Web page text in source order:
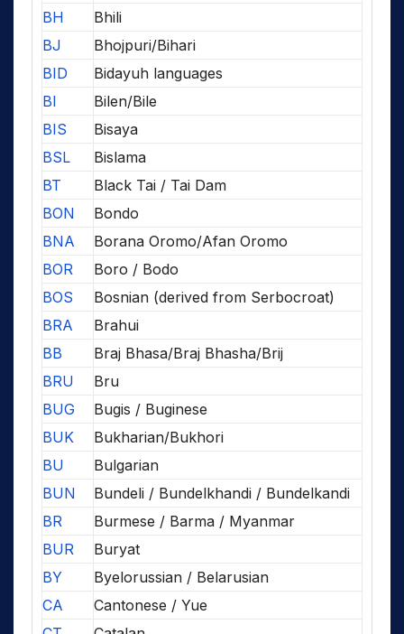
BH
Bhili
BJ
Bhojpuri/Bihari
BID
Bidayuh languages
BI
Bilen/Bile
BIS
Bisaya
BSL
Bislama
BT
Black Tai / Tai Dam
BON
Bondo
BNA
Borana Oromo/Afan Oromo
BOR
Boro / Bodo
BOS
Bosnian (derived from Serbocroat)
BRA
Brahui
BB
Braj Bhasa/Braj Bhasha/Brij
BRU
Bru
BUG
Bugis / Buginese
BUK
Bukharian/Bukhori
BU
Bulgarian
BUN
Bundeli / Bundelkhandi / Bundelkandi
BR
Burmese / Barma / Myanmar
BUR
Buryat
BY
Byelorussian / Belarusian
CA
Cantonese / Yue